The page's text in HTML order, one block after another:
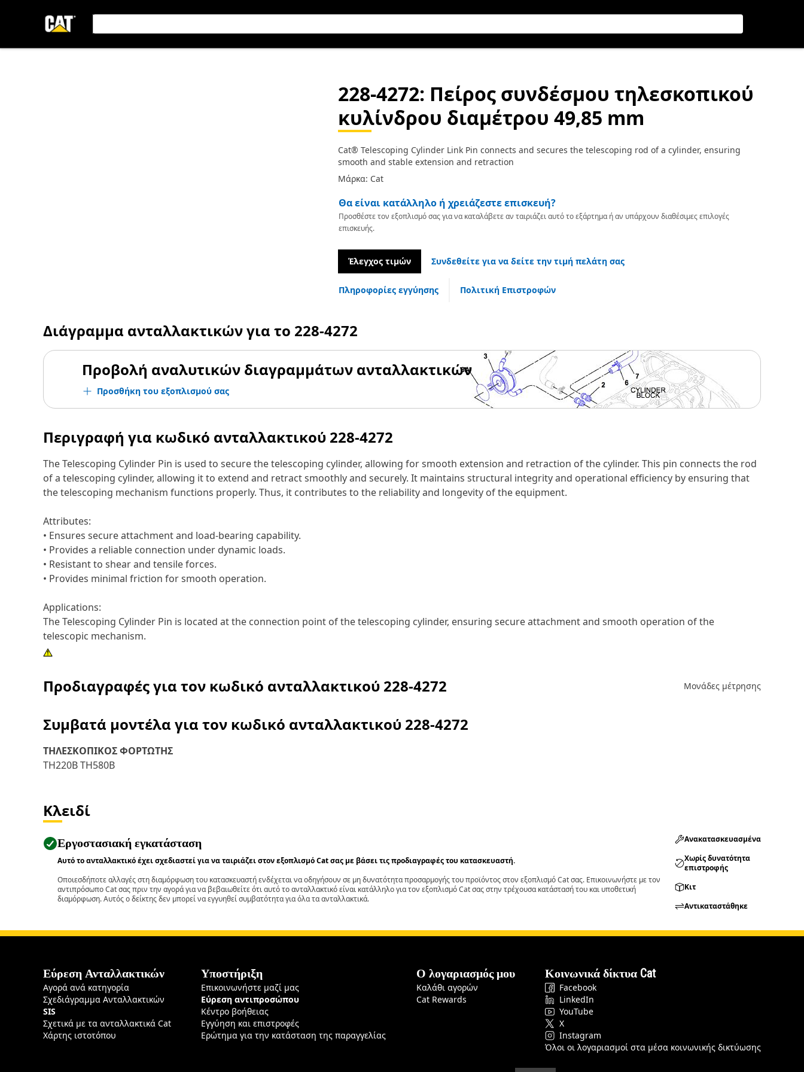
228-4272: Πείρος συνδέσμου τηλεσκοπικού
κυλίνδρου διαμέτρου 49,85 mm
Cat® Telescoping Cylinder Link Pin connects and secures the telescoping rod of a cylinder, ensuring
smooth and stable extension and retraction
Μάρκα: Cat
Θα είναι κατάλληλο ή χρειάζεστε επισκευή?
Προσθέστε τον εξοπλισμό σας για να καταλάβετε αν ταιριάζει αυτό το εξάρτημα ή αν υπάρχουν διαθέσιμες επιλογές
επισκευής.
Έλεγχος τιμών Συνδεθείτε για να δείτε την τιμή πελάτη σας
Πληροφορίες εγγύησης Πολιτική Επιστροφών
Διάγραμμα ανταλλακτικών για το 228-4272
Προβολή αναλυτικών διαγραμμάτων ανταλλακτικών
Προσθήκη του εξοπλισμού σας
Περιγραφή για κωδικό ανταλλακτικού 228-4272
The Telescoping Cylinder Pin is used to secure the telescoping cylinder, allowing for smooth extension and retraction of the cylinder. This pin connects the rod
of a telescoping cylinder, allowing it to extend and retract smoothly and securely. It maintains structural integrity and operational efficiency by ensuring that
the telescoping mechanism functions properly. Thus, it contributes to the reliability and longevity of the equipment.
Attributes:
• Ensures secure attachment and load-bearing capability.
• Provides a reliable connection under dynamic loads.
• Resistant to shear and tensile forces.
• Provides minimal friction for smooth operation.
Applications:
The Telescoping Cylinder Pin is located at the connection point of the telescoping cylinder, ensuring secure attachment and smooth operation of the
telescopic mechanism.
Προδιαγραφές για τον κωδικό ανταλλακτικού 228-4272 Μονάδες μέτρησης
Συμβατά μοντέλα για τον κωδικό ανταλλακτικού 228-4272
ΤΗΛΕΣΚΟΠΙΚΟΣ ΦΟΡΤΩΤΗΣ
TH220B TH580B
Κλειδί
Εργοστασιακή εγκατάσταση
Αυτό το ανταλλακτικό έχει σχεδιαστεί για να ταιριάζει στον εξοπλισμό Cat σας με βάσει τις προδιαγραφές του κατασκευαστή.
Οποιεσδήποτε αλλαγές στη διαμόρφωση του κατασκευαστή ενδέχεται να οδηγήσουν σε μη δυνατότητα προσαρμογής του προϊόντος στον εξοπλισμό Cat σας. Επικοινωνήστε με τον
αντιπρόσωπο Cat σας πριν την αγορά για να βεβαιωθείτε ότι αυτό το ανταλλακτικό είναι κατάλληλο για τον εξοπλισμό Cat σας στην τρέχουσα κατάστασή του και υποθετική
διαμόρφωση. Αυτός ο δείκτης δεν μπορεί να εγγυηθεί συμβατότητα για όλα τα ανταλλακτικά.
Ανακατασκευασμένα
Χωρίς δυνατότητα
επιστροφής
Κιτ
Αντικαταστάθηκε
Εύρεση Ανταλλακτικών
Αγορά ανά κατηγορία
Σχεδιάγραμμα Ανταλλακτικών
SIS
Σχετικά με τα ανταλλακτικά Cat
Χάρτης ιστοτόπου
Υποστήριξη
Επικοινωνήστε μαζί μας
Εύρεση αντιπροσώπου
Κέντρο βοήθειας
Εγγύηση και επιστροφές
Ερώτημα για την κατάσταση της παραγγελίας
Ο λογαριασμός μου
Καλάθι αγορών
Cat Rewards
Κοινωνικά δίκτυα Cat
Facebook
LinkedIn
YouTube
X
Instagram
Όλοι οι λογαριασμοί στα μέσα κοινωνικής δικτύωσης